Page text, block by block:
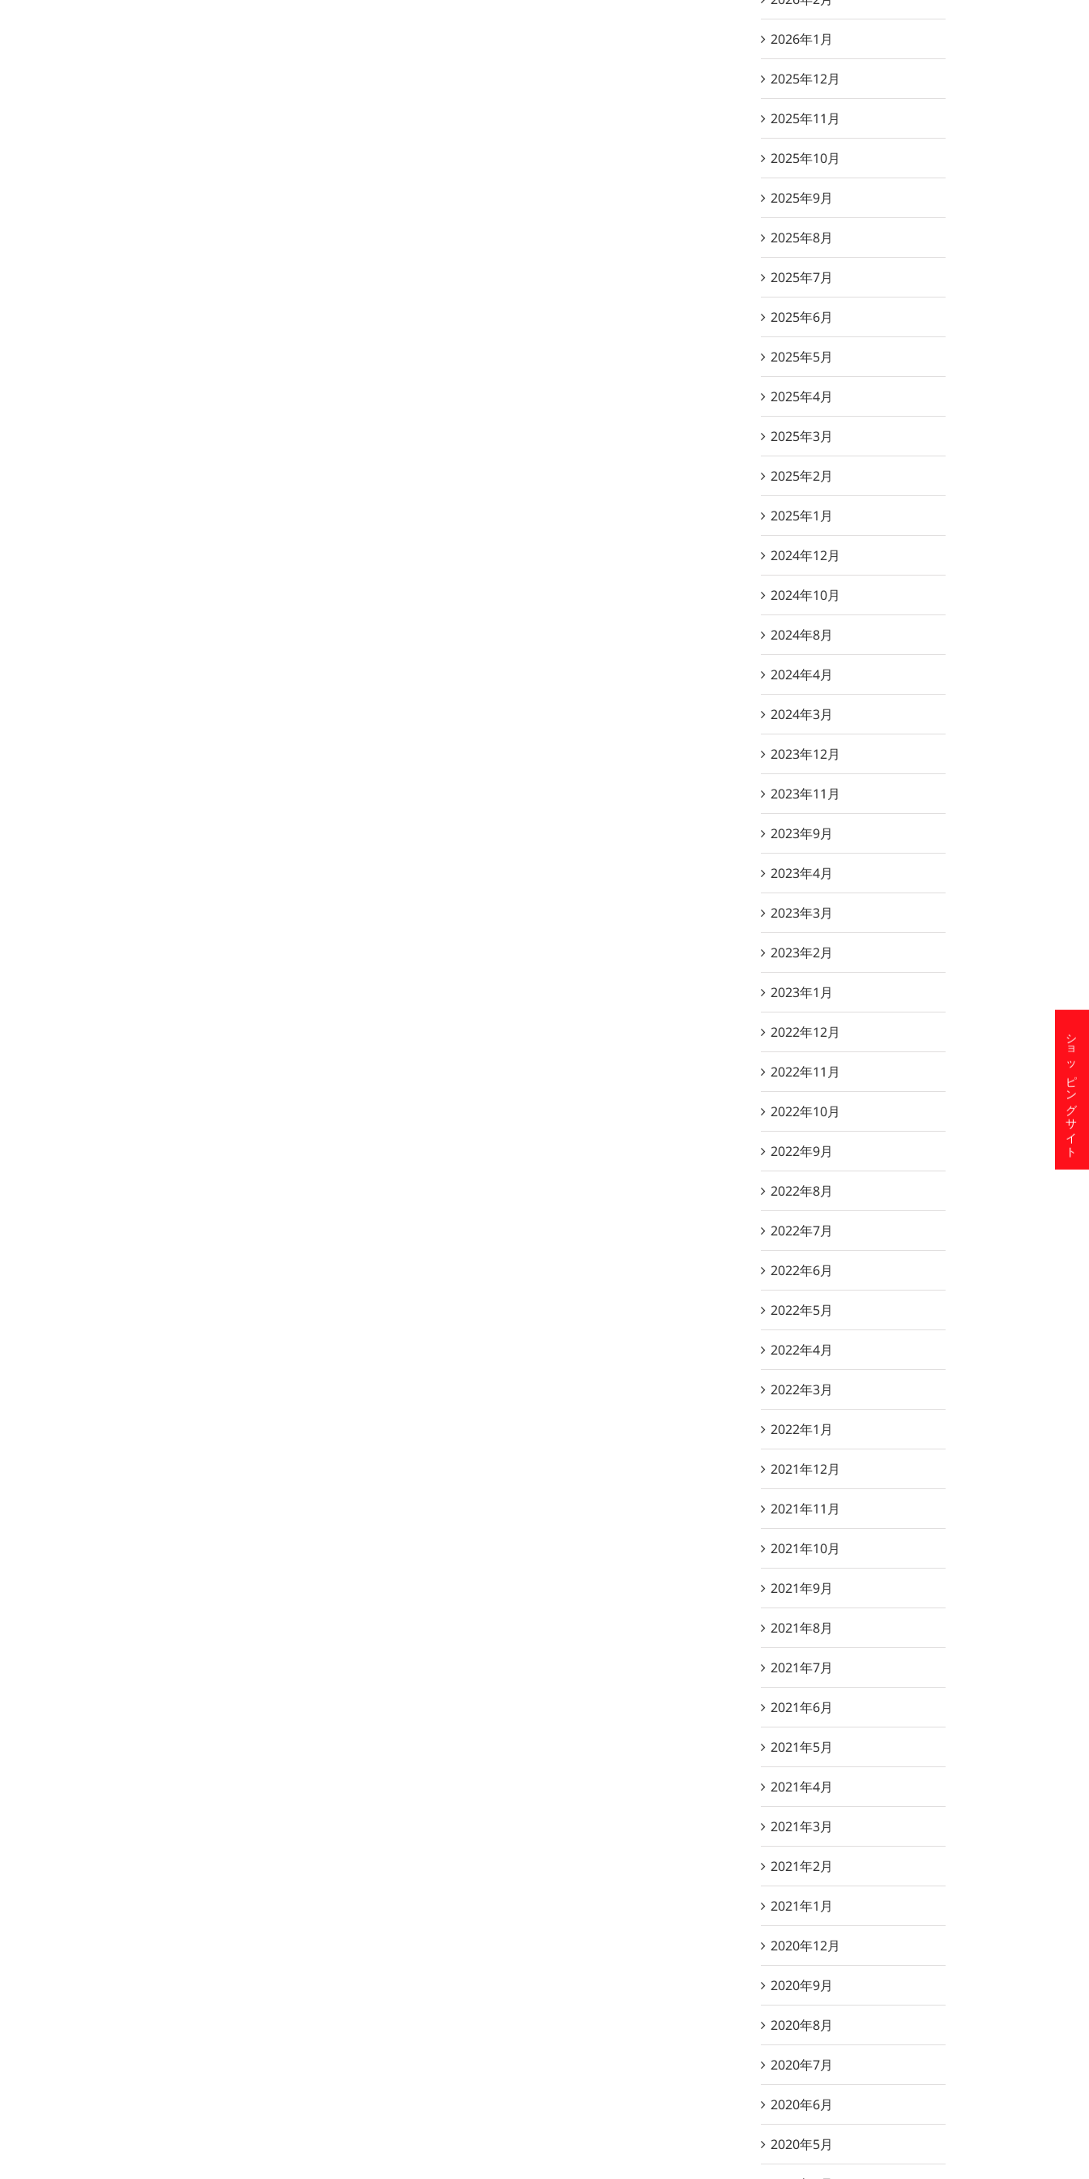
2026年1月
2025年12月
2025年11月
2025年10月
2025年9月
2025年8月
2025年7月
2025年6月
2025年5月
2025年4月
2025年3月
2025年2月
2025年1月
2024年12月
2024年10月
2024年8月
2024年4月
2024年3月
2023年12月
2023年11月
2023年9月
2023年4月
2023年3月
2023年2月
2023年1月
2022年12月
2022年11月
2022年10月
2022年9月
2022年8月
2022年7月
2022年6月
2022年5月
2022年4月
2022年3月
2022年1月
2021年12月
2021年11月
2021年10月
2021年9月
2021年8月
2021年7月
2021年6月
2021年5月
2021年4月
2021年3月
2021年2月
2021年1月
2020年12月
2020年9月
2020年8月
2020年7月
2020年6月
2020年5月
ショッピングサイト